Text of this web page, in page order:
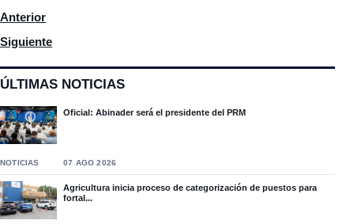
ÚLTIMAS NOTICIAS
Oficial: Abinader será el presidente del PRM
NOTICIAS 07 AGO 2026
Agricultura inicia proceso de categorización de puestos para
fortal...
Artículo anterior: Comunitarios de San Francisco Arriba
Anterior
Artículo siguiente: La Peñita, grupo de amigos invita a Noche
Siguiente